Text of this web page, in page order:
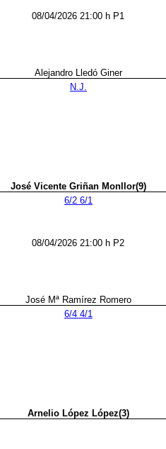
08/04/2026 21:00 h P1
Alejandro Lledó Giner
N.J.
José Vicente Griñan Monllor(9)
6/2 6/1
08/04/2026 21:00 h P2
José Mª Ramírez Romero
6/4 4/1
Arnelio López López(3)